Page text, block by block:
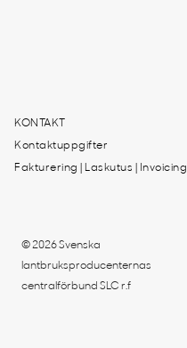
KONTAKT
Kontaktuppgifter
Fakturering | Laskutus | Invoicing
© 2026 Svenska
lantbruksproducenternas
centralförbund SLC r.f